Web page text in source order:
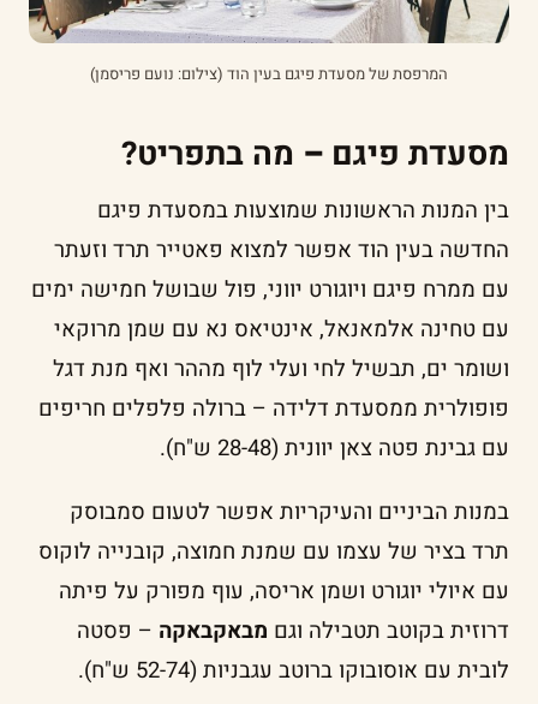
המרפסת של מסעדת פיגם בעין הוד (צילום: נועם פריסמן)
מסעדת פיגם – מה בתפריט?
בין המנות הראשונות שמוצעות במסעדת פיגם
החדשה בעין הוד אפשר למצוא פאטייר תרד וזעתר
עם ממרח פיגם ויוגורט יווני, פול שבושל חמישה ימים
עם טחינה אלמאנאל, אינטיאס נא עם שמן מרוקאי
ושומר ים, תבשיל לחי ועלי לוף מההר ואף מנת דגל
פופולרית ממסעדת דלידה – ברולה פלפלים חריפים
עם גבינת פטה צאן יוונית (28-48 ש"ח).
במנות הביניים והעיקריות אפשר לטעום סמבוסק
תרד בציר של עצמו עם שמנת חמוצה, קובנייה לוקוס
עם איולי יוגורט ושמן אריסה, עוף מפורק על פיתה
דרוזית בקוטב תטבילה וגם מבאקבאקה – פסטה
לובית עם אוסובוקו ברוטב עגבניות (52-74 ש"ח).